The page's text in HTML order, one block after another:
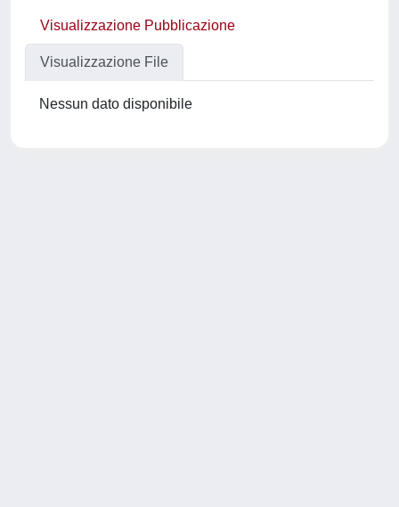
Visualizzazione Pubblicazione
Visualizzazione File
Nessun dato disponibile